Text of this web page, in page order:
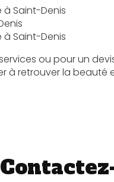
Saint-Denis
Saint-Denis
ou pour un
à retrouver la beauté